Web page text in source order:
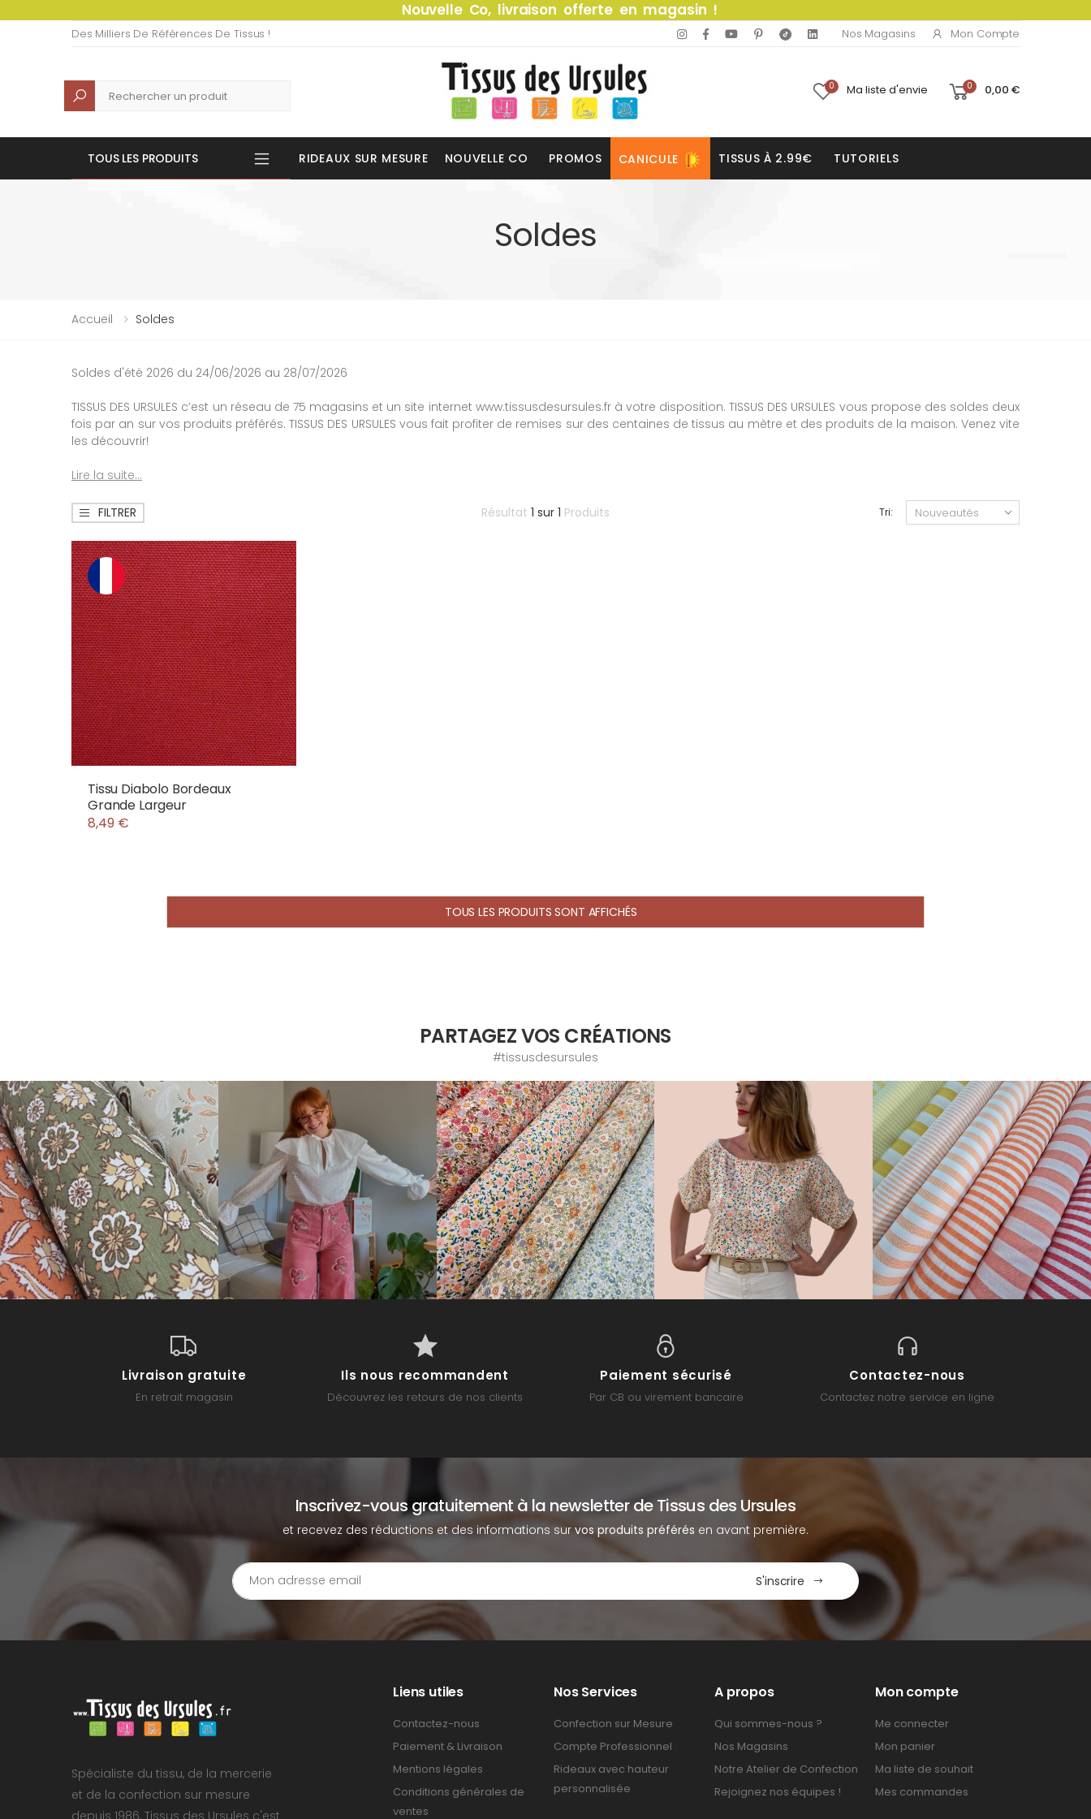
Nouvelle Co, livraison offerte en magasin !
Des Milliers De Références De Tissus ! Nos Magasins Mon Compte
Recherche 0 Ma liste d'envie 0 0,00 €
TOUS LES PRODUITS RIDEAUX SUR MESURE NOUVELLE CO PROMOS CANICULE TISSUS À 2.99€ TUTORIELS
Soldes
Accueil Soldes
Soldes d'été 2026 du 24/06/2026 au 28/07/2026
TISSUS DES URSULES c’est un réseau de 75 magasins et un site internet www.tissusdesursules.fr à votre disposition. TISSUS DES URSULES vous propose des soldes deux
fois par an sur vos produits préférés. TISSUS DES URSULES vous fait profiter de remises sur des centaines de tissus au mètre et des produits de la maison. Venez vite
les découvrir!
Lire la suite...
FILTRER Résultat 1 sur 1 Produits Tri:
Tissu Diabolo Bordeaux
Grande Largeur
8,49 €
TOUS LES PRODUITS SONT AFFICHÉS
PARTAGEZ VOS CRÉATIONS
#tissusdesursules
Livraison gratuite
En retrait magasin
Ils nous recommandent
Découvrez les retours de nos clients
Paiement sécurisé
Par CB ou virement bancaire
Contactez-nous
Contactez notre service en ligne
Inscrivez-vous gratuitement à la newsletter de Tissus des Ursules
et recevez des réductions et des informations survos produits préférés en avant première.
S'inscrire
Spécialiste du tissu, de la mercerie
et de la confection sur mesure
depuis 1986, Tissus des Ursules c'est
Liens utiles
Contactez-nous
Paiement & Livraison
Mentions légales
Conditions générales de
ventes
Nos Services
Confection sur Mesure
Compte Professionnel
Rideaux avec hauteur
personnalisée
A propos
Qui sommes-nous ?
Nos Magasins
Notre Atelier de Confection
Rejoignez nos équipes !
Mon compte
Me connecter
Mon panier
Ma liste de souhait
Mes commandes